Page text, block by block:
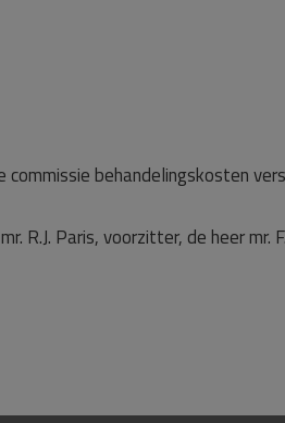
behandelingskosten
Paris, voorzitter, de heer mr.